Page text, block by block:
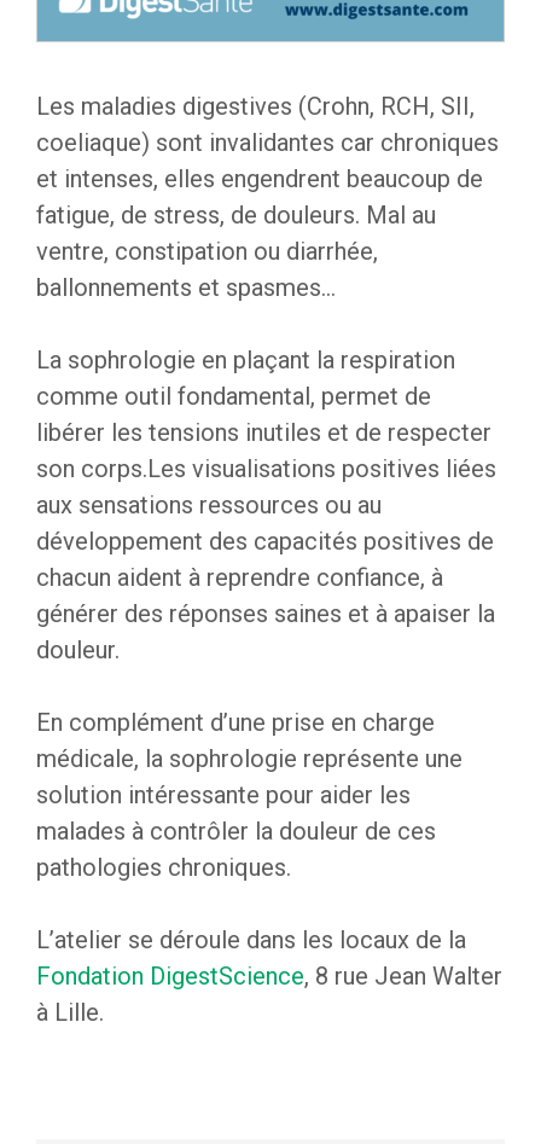
Les maladies digestives (Crohn, RCH, SII,
coeliaque) sont invalidantes car chroniques
et intenses, elles engendrent beaucoup de
fatigue, de stress, de douleurs. Mal au
ventre, constipation ou diarrhée,
ballonnements et spasmes…
La sophrologie en plaçant la respiration
comme outil fondamental, permet de
libérer les tensions inutiles et de respecter
son corps.Les visualisations positives liées
aux sensations ressources ou au
développement des capacités positives de
chacun aident à reprendre confiance, à
générer des réponses saines et à apaiser la
douleur.
En complément d’une prise en charge
médicale, la sophrologie représente une
solution intéressante pour aider les
malades à contrôler la douleur de ces
pathologies chroniques.
L’atelier se déroule dans les locaux de la
Fondation DigestScience, 8 rue Jean Walter
à Lille.